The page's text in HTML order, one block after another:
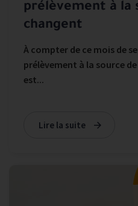
prélèvement à la
changent
À compter de ce mois de
prélèvement à la source
est...
Lire la suite